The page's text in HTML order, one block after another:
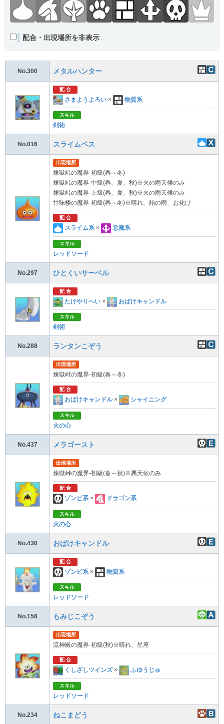
配合・出現場所を非表示
No.300 メタルハンター
配 合
さまようよろい × 物質系
スキル
剣術
No.016 スライムベス
出現場所
煉獄峠の魔界-初級(春～冬)
煉獄峠の魔界-中級(春、夏、秋)※火の雨天候のみ
煉獄峠の魔界-上級(春、夏、秋)※火の雨天候のみ
甘味楼の魔界-初級(春～冬)※晴れ、飴の雨、お化け
配 合
スライム系 × 悪魔系
スキル
レッドソード
No.297 ひとくいサーベル
配 合
たけやりへい × おばけキャンドル
スキル
剣術
No.288 ランタンこぞう
出現場所
煉獄峠の魔界-初級(春～冬)
配 合
おばけキャンドル × シャイニング
スキル
火の心
No.437 メラゴースト
出現場所
煉獄峠の魔界-初級(春～秋)※悪天候のみ
配 合
ゾンビ系 × ドラゴン系
スキル
火の心
No.430 おばけキャンドル
配 合
ゾンビ系 × 物質系
スキル
レッドソード
No.156 もみじこぞう
出現場所
流神殿の魔界-初級(秋)※晴れ、星座
配 合
くしざしツインズ × ふゆうじゅ
スキル
レッドソード
No.234 ねこまどう